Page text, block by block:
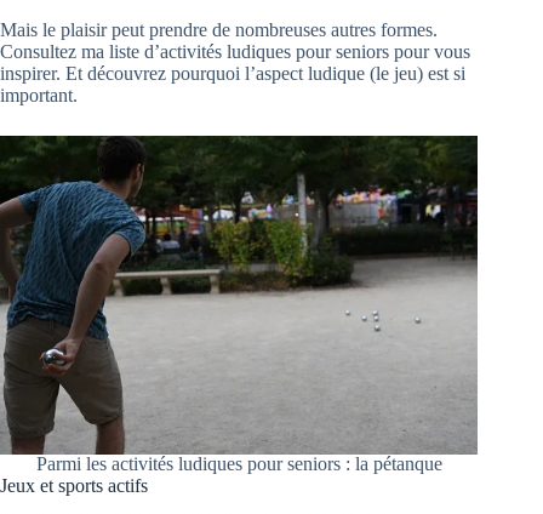
Mais le plaisir peut prendre de nombreuses autres formes.
Consultez ma liste d’activités ludiques pour seniors pour vous
inspirer. Et découvrez pourquoi l’aspect ludique (le jeu) est si
important.
Parmi les activités ludiques pour seniors : la pétanque
Jeux et sports actifs